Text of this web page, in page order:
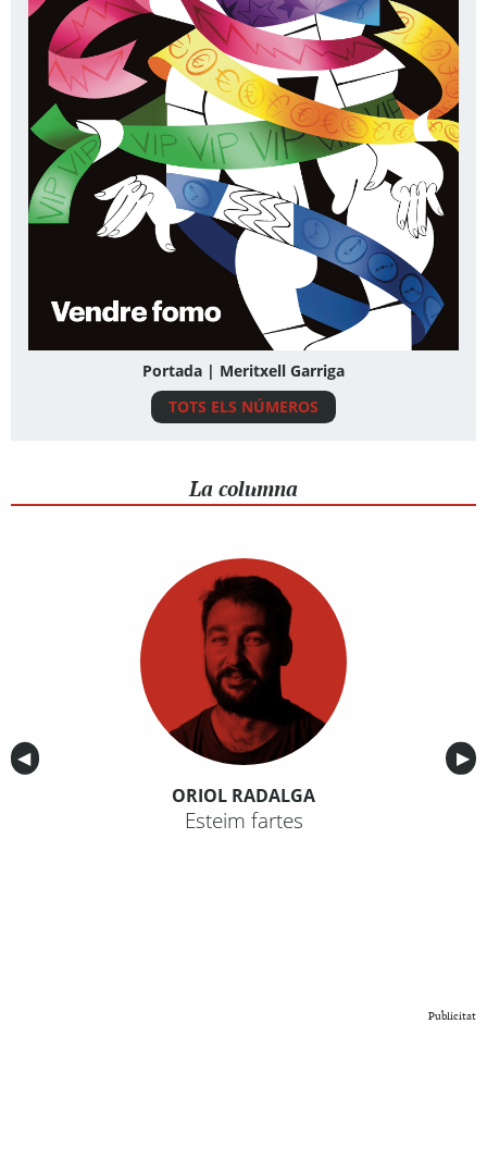
Portada | Meritxell Garriga
TOTS ELS NÚMEROS
La columna
Anterior
◀︎ ▶︎
ORIOL RADALGA
Esteim fartes
Publicitat